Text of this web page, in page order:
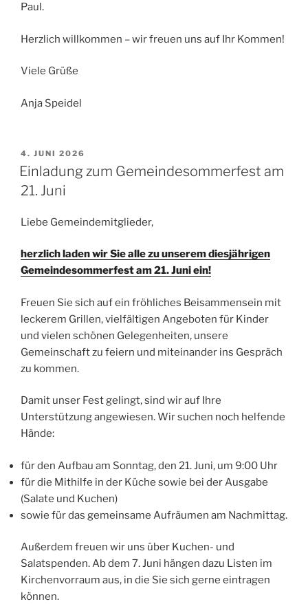
Paul.
Herzlich willkommen – wir freuen uns auf Ihr Kommen!
Viele Grüße
Anja Speidel
VERÖFFENTLICHT
AM
4. JUNI 2026
Einladung zum Gemeindesommerfest am
21. Juni
Liebe Gemeindemitglieder,
herzlich laden wir Sie alle zu unserem diesjährigen
Gemeindesommerfest am 21. Juni ein!
Freuen Sie sich auf ein fröhliches Beisammensein mit
leckerem Grillen, vielfältigen Angeboten für Kinder
und vielen schönen Gelegenheiten, unsere
Gemeinschaft zu feiern und miteinander ins Gespräch
zu kommen.
Damit unser Fest gelingt, sind wir auf Ihre
Unterstützung angewiesen. Wir suchen noch helfende
Hände:
für den Aufbau am Sonntag, den 21. Juni, um 9:00 Uhr
für die Mithilfe in der Küche sowie bei der Ausgabe
(Salate und Kuchen)
sowie für das gemeinsame Aufräumen am Nachmittag.
Außerdem freuen wir uns über Kuchen- und
Salatspenden. Ab dem 7. Juni hängen dazu Listen im
Kirchenvorraum aus, in die Sie sich gerne eintragen
können.